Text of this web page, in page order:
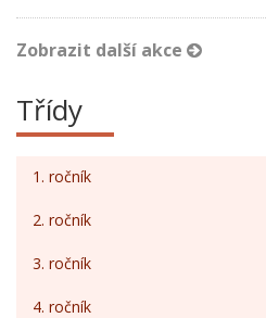
Zobrazit další akce
Třídy
1. ročník
2. ročník
3. ročník
4. ročník